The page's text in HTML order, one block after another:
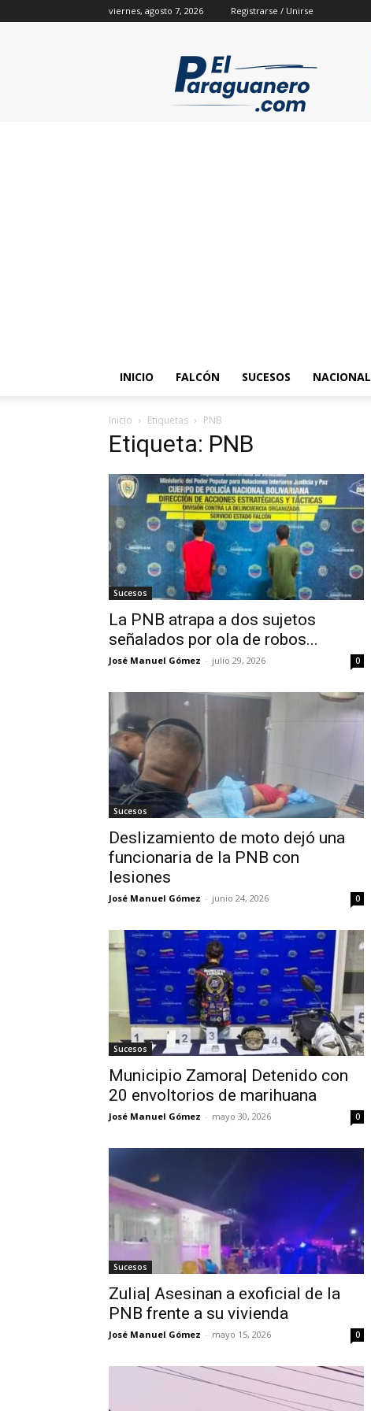
viernes, agosto 7, 2026 Registrarse / Unirse
INICIO FALCÓN SUCESOS NACIONAL
Inicio Etiquetas PNB
Etiqueta: PNB
Sucesos
La PNB atrapa a dos sujetos
señalados por ola de robos...
José Manuel Gómez - julio 29, 2026 0
Sucesos
Deslizamiento de moto dejó una
funcionaria de la PNB con
lesiones
José Manuel Gómez - junio 24, 2026 0
Sucesos
Municipio Zamora| Detenido con
20 envoltorios de marihuana
José Manuel Gómez - mayo 30, 2026 0
Sucesos
Zulia| Asesinan a exoficial de la
PNB frente a su vivienda
José Manuel Gómez - mayo 15, 2026 0